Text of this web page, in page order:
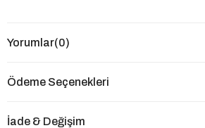
Yorumlar(0)
Ödeme Seçenekleri
İade & Değişim